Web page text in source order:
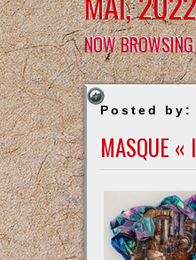
NOW
Posted by:
MASQUE «